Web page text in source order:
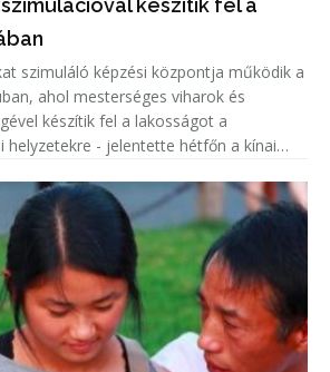
szimuláló képzési központja működik a
ahol mesterséges viharok és
készítik fel a lakosságot a
helyzetekre - jelentette hétfőn a kínai